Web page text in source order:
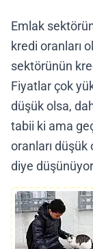
Emlak
kredi oranları
sektörünün
Fiyatlar çok
düşük olsa,
tabii ki ama
oranları düşük
diye